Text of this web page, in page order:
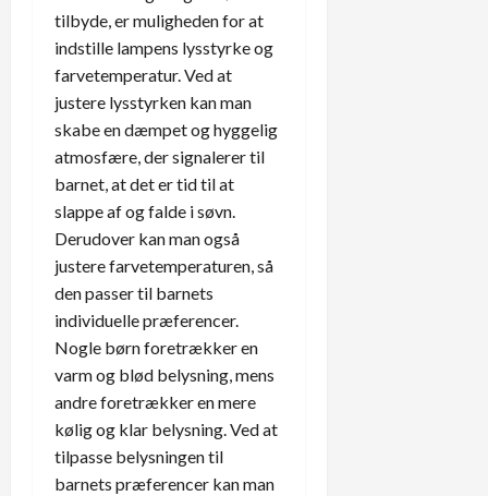
tilbyde, er muligheden for at
indstille lampens lysstyrke og
farvetemperatur. Ved at
justere lysstyrken kan man
skabe en dæmpet og hyggelig
atmosfære, der signalerer til
barnet, at det er tid til at
slappe af og falde i søvn.
Derudover kan man også
justere farvetemperaturen, så
den passer til barnets
individuelle præferencer.
Nogle børn foretrækker en
varm og blød belysning, mens
andre foretrækker en mere
kølig og klar belysning. Ved at
tilpasse belysningen til
barnets præferencer kan man